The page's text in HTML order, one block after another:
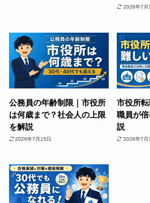
2026年7月
公務員の年齢制限｜市役所
は何歳まで？社会人の上限
を解説
2026年7月15日
市役所
職員が
説
2026年7月